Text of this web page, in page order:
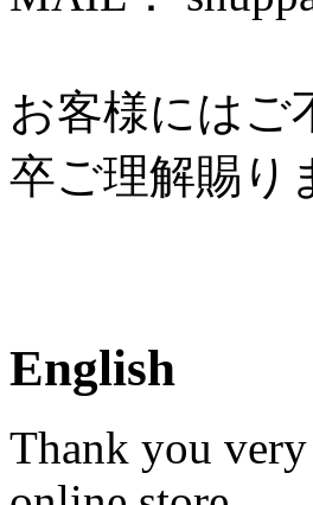
お客様にはご
卒ご理解賜り
English
Thank you